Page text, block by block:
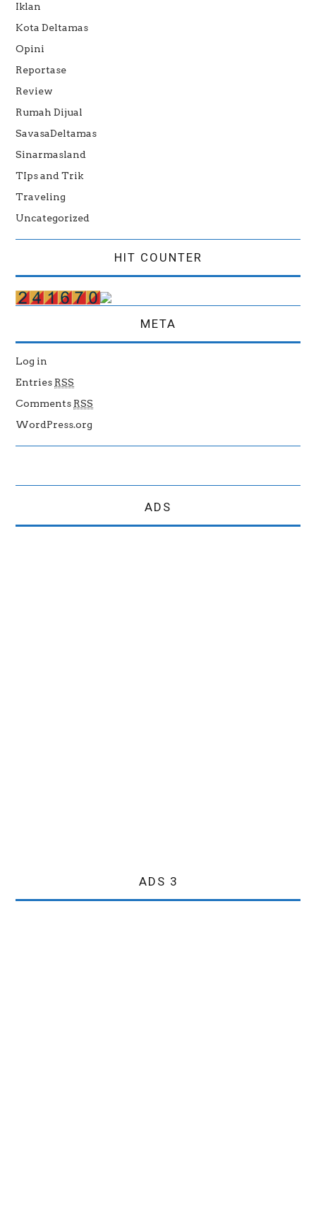
Iklan
Kota Deltamas
Opini
Reportase
Review
Rumah Dijual
SavasaDeltamas
Sinarmasland
TIps and Trik
Traveling
Uncategorized
HIT COUNTER
META
Log in
Entries RSS
Comments RSS
WordPress.org
ADS
ADS 3